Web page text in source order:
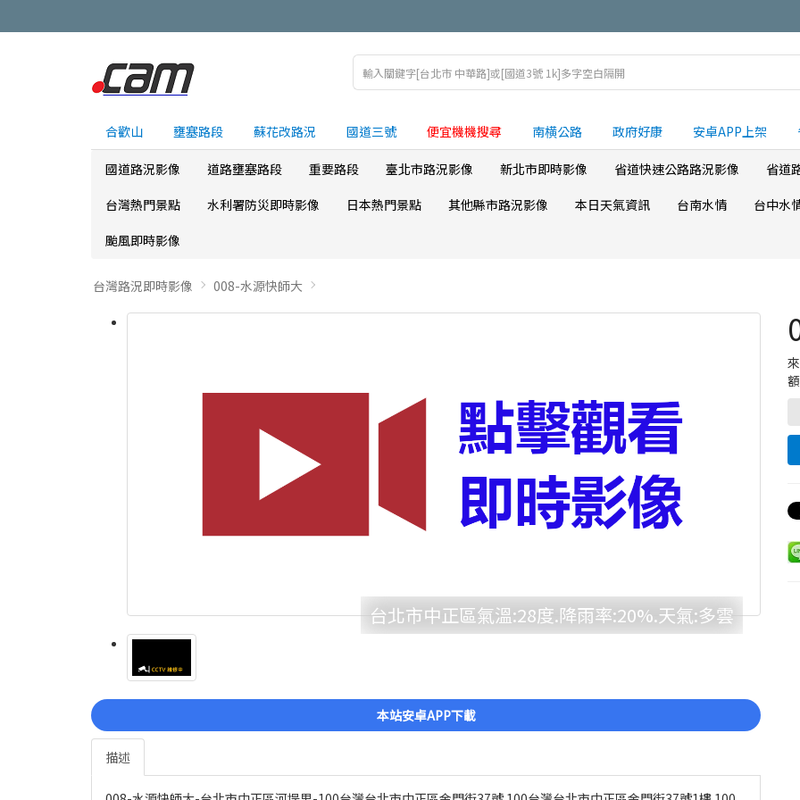
合歡山 壅塞路段 蘇花改路況 國道三號 便宜機機搜尋 南横公路 政府好康 安卓APP上架
國道路況影像 道路壅塞路段 重要路段 臺北市路況影像 新北市即時影像 省道快速公路路況影像
省道
台灣熱門景點
水利署防災即時影像 日本熱門景點 其他縣市路況影像 本日天氣資訊 台南水情
台中水
颱風即時影像
台灣路況即時影像 008-水源快師大
台北市中正區氣溫:28度.降雨率:20%.天氣:多雲
本站安卓APP下載
描述